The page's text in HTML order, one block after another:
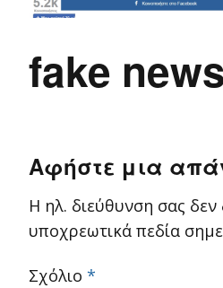
fake
Αφήστε μια
Η ηλ. διεύθυνση σας δεν
υποχρεωτικά πεδία
Σχόλιο *